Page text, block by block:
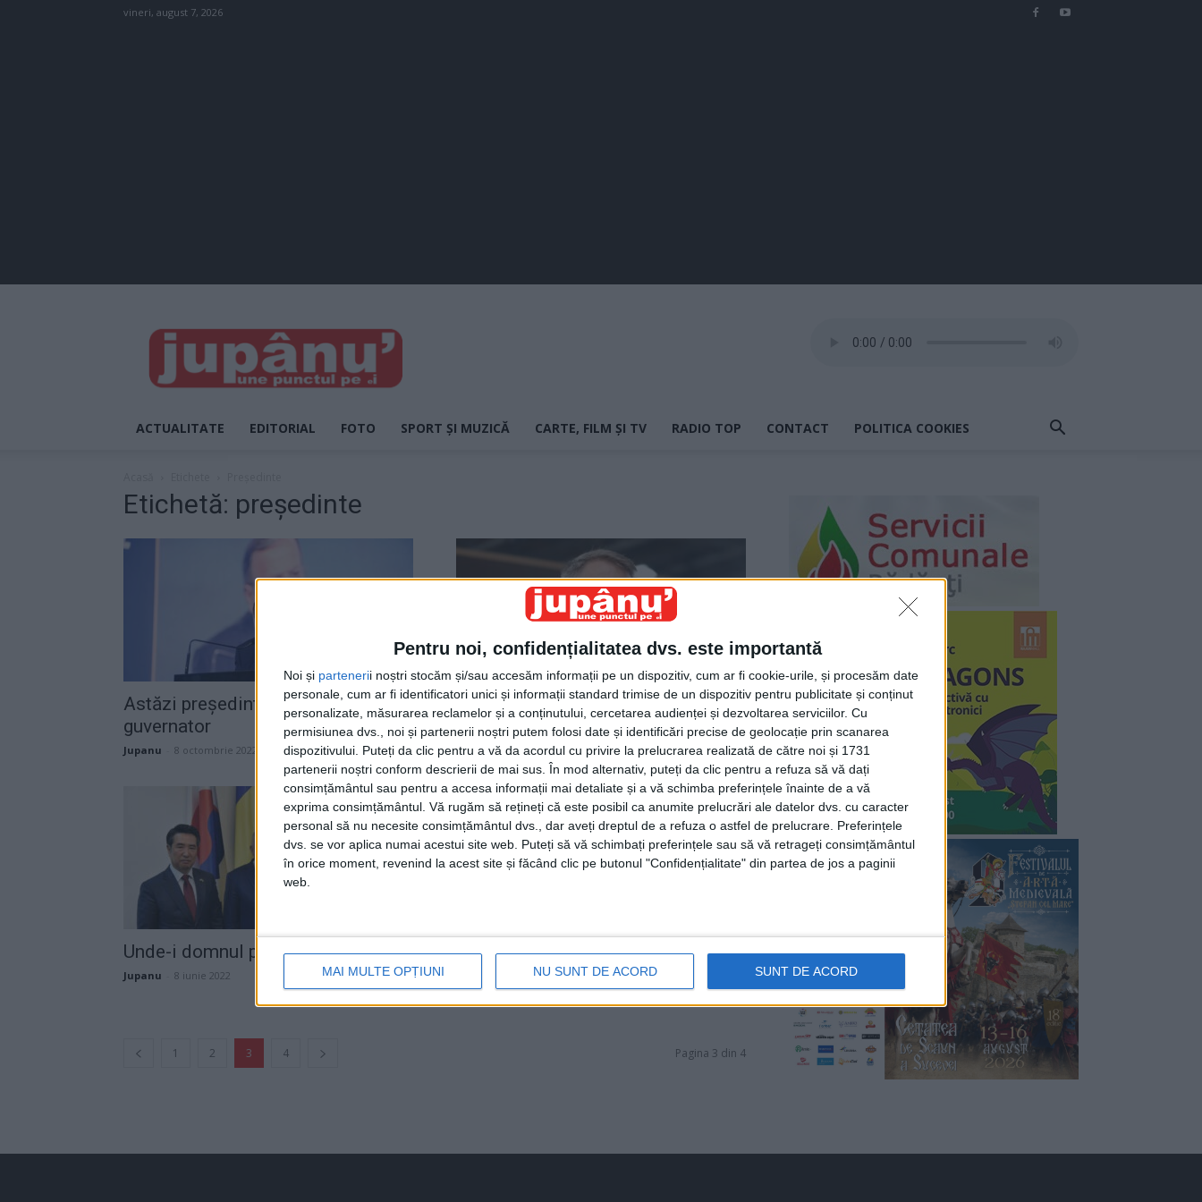
Pentru noi, confidențialitatea dvs. este importantă
Noi și partenerii noștri stocăm și/sau accesăm informații pe un dispozitiv, cum ar fi cookie-urile, și procesăm date
personale, cum ar fi identificatori unici și informații standard trimise de un dispozitiv pentru publicitate și conținut
personalizate, măsurarea reclamelor și a conținutului, cercetarea audienței și dezvoltarea serviciilor. Cu
permisiunea dvs., noi și partenerii noștri putem folosi date și identificări precise de geolocație prin scanarea
dispozitivului. Puteți da clic pentru a vă da acordul cu privire la prelucrarea realizată de către noi și 1731
partenerii noștri conform descrierii de mai sus. În mod alternativ, puteți da clic pentru a refuza să vă dați
consimțământul sau pentru a accesa informații mai detaliate și a vă schimba preferințele înainte de a vă
exprima consimțământul. Vă rugăm să rețineți că este posibil ca anumite prelucrări ale datelor dvs. cu caracter
personal să nu necesite consimțământul dvs., dar aveți dreptul de a refuza o astfel de prelucrare. Preferințele
dvs. se vor aplica numai acestui site web. Puteți să vă schimbați preferințele sau să vă retrageți consimțământul
în orice moment, revenind la acest site și făcând clic pe butonul "Confidențialitate" din partea de jos a paginii
web.
MAI MULTE OPȚIUNI NU SUNT DE ACORD SUNT DE ACORD
vineri, august 7, 2026
JUPÂNU'
ACTUALITATE EDITORIAL FOTO SPORT ȘI MUZICĂ CARTE, FILM ȘI TV RADIO TOP CONTACT POLITICA COOKIES
Etichetă: președinte
Astăzi președinte, mîine
guvernator
Jupanu 8 octombrie 2022
Domnilor jurnaliști,
Doru Popovici - 4 septembrie 2022
Unde-i domnul președinte?
Jupanu 8 iunie 2022
1 2 3 4 Pagina 3 din 4